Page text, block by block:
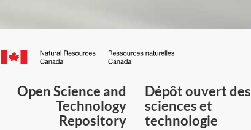
Canada.ca
du
Canada
Open Science and
Technology
Repository
Dépôt ouvert des
sciences et
technologie